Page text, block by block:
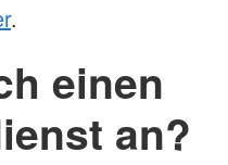
.
einen
an?